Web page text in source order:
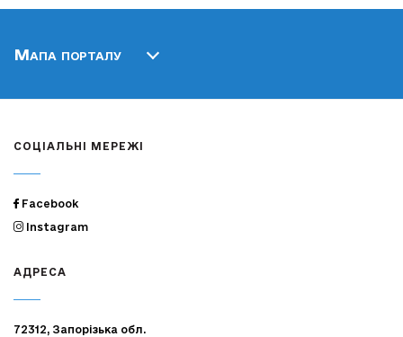
Мапа порталу
СОЦІАЛЬНІ МЕРЕЖІ
Facebook
Instagram
АДРЕСА
72312, Запорізька обл.